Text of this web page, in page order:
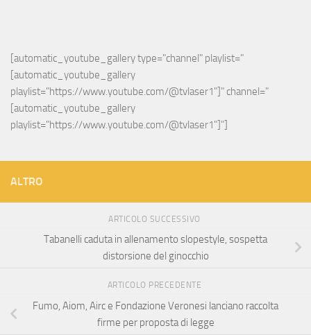
[automatic_youtube_gallery type="channel" playlist="
[automatic_youtube_gallery
playlist="https://www.youtube.com/@tvlaser1"]" channel="
[automatic_youtube_gallery
playlist="https://www.youtube.com/@tvlaser1"]"]
ALTRO
ARTICOLO SUCCESSIVO
Tabanelli caduta in allenamento slopestyle, sospetta
distorsione del ginocchio
ARTICOLO PRECEDENTE
Fumo, Aiom, Airc e Fondazione Veronesi lanciano raccolta
firme per proposta di legge